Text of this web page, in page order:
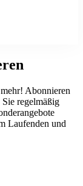
Abonnieren
regelmäßig
Laufenden und